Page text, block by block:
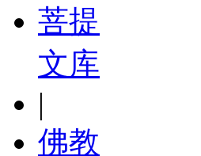
菩提
文库
|
佛教